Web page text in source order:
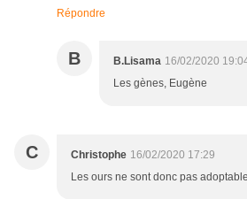
Répondre
B B.Lisama 16/02/2020
Les gènes, Eugène
C Christophe 16/02/2020 17:29
Les ours ne sont donc pas